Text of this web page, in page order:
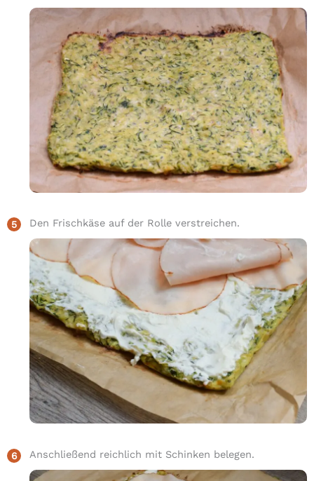
Den Frischkäse auf der Rolle verstreichen.
Anschließend reichlich mit Schinken belegen.